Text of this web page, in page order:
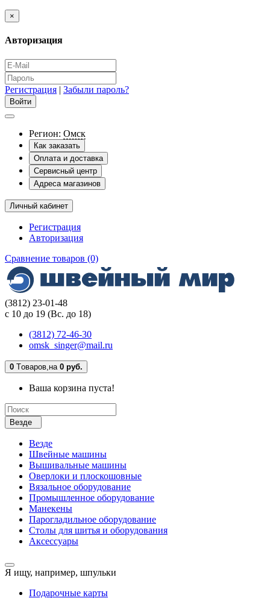
×
Авторизация
Регистрация | Забыли пароль?
Регион: Омск
Как заказать
Оплата и доставка
Сервисный центр
Адреса магазинов
Личный кабинет
Регистрация
Авторизация
Сравнение товаров (0)
(3812) 23-01-48
с 10 до 19 (Вс. до 18)
(3812) 72-46-30
omsk_singer@mail.ru
0 Tоваров,на 0 руб.
Ваша корзина пуста!
Везде
Везде
Швейные машины
Вышивальные машины
Оверлоки и плоскошовные
Вязальное оборудование
Промышленное оборудование
Манекены
Парогладильное оборудование
Столы для шитья и оборудования
Аксессуары
Я ищу, например, шпульки
Подарочные карты